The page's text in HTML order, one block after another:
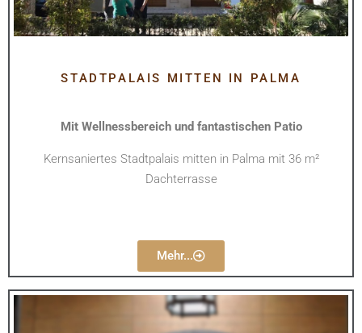
STADTPALAIS MITTEN IN PALMA
Mit Wellnessbereich und fantastischen Patio
Kernsaniertes Stadtpalais mitten in Palma mit 36 m²
Dachterrasse
Mehr...